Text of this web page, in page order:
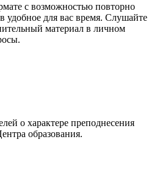
с возможностью повторно
удобное для вас время. Слушайте
материал в личном
о характере преподнесения
образования.